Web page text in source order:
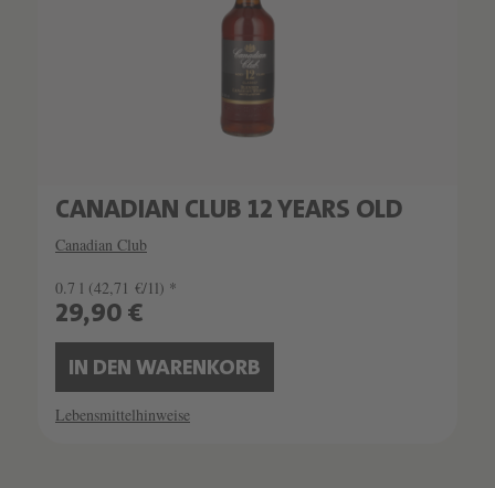
CANADIAN CLUB 12 YEARS OLD
Canadian Club
0.7 l (42,71 €/1l) *
29,90 €
IN DEN WARENKORB
Lebensmittelhinweise